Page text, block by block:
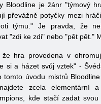
Bloodline je žánr "týmový
převážně potyčky mezi
týmu." Je pravda, že
"zdi ke zdi" nebo "pět pět."
že hra provedena v
si a házet svůj vztek" -
tomto úvodu mistrů
zcela elementární
kde stačí zadat svou